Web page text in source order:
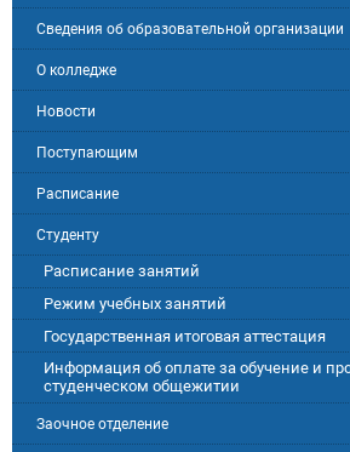
Сведения об образовательной организации
О колледже
Новости
Поступающим
Расписание
Студенту
Расписание занятий
Режим учебных занятий
Государственная итоговая аттестация
Информация об оплате за обучение и
студенческом общежитии
Заочное отделение